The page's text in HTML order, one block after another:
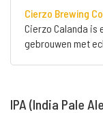
Cierzo Brewing
Cierzo Calanda is
gebrouwen met
IPA (India Pale